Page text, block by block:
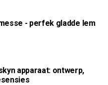
- perfek gladde lem
apparaat: ontwerp,